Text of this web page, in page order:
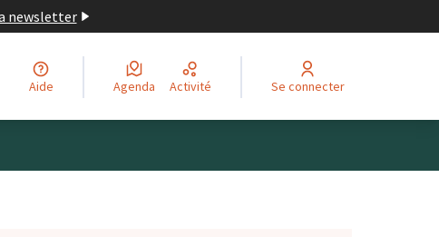
newsletter
Aide Agenda Activité Se connecter